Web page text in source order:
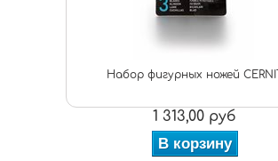
Набор фигурных ножей CERNIT
1 313,00 руб
В корзину